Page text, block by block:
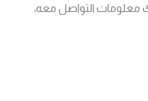
معلومات التواصل معه،